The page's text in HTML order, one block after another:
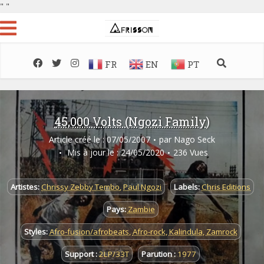
" "
FR EN PT
45,000 Volts (Ngozi Family)
Article créé le : 07/05/2007 par Nago Seck
Mis à jour le : 24/05/2020
236 Vues
Artistes:Chrissy Zebby Tembo,Paul Ngozi Labels:Chris Editions
Pays: Zambie
Styles:Afro-fusion/afrobeats,Afro-rock,Kalindula, Zamrock
Support :2LP/33T Parution :1977